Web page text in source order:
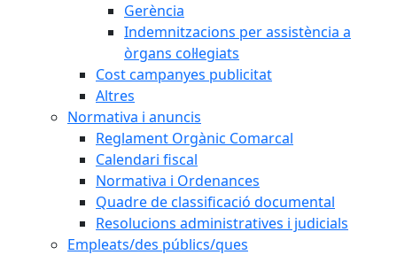
Gerència
Indemnitzacions per assistència a
òrgans col·legiats
Cost campanyes publicitat
Altres
Normativa i anuncis
Reglament Orgànic Comarcal
Calendari fiscal
Normativa i Ordenances
Quadre de classificació documental
Resolucions administratives i judicials
Empleats/des públics/ques